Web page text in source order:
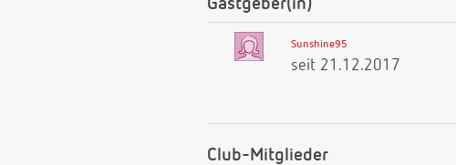
Sunshine95
seit 21.12.2017
Club-Mitglieder